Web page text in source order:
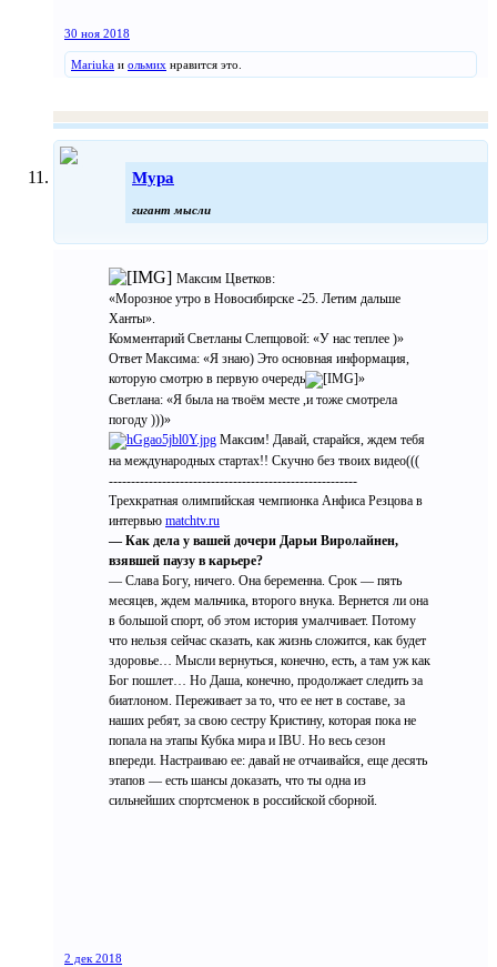
30 ноя 2018
Mariuka и ольмих нравится это.
Мура
гигант мысли
Максим Цветков:
«Морозное утро в Новосибирске -25. Летим дальше
Ханты».
Комментарий Светланы Слепцовой: «У нас теплее )»
Ответ Максима: «Я знаю) Это основная информация,
которую смотрю в первую очередь
»
Светлана: «Я была на твоём месте ,и тоже смотрела
погоду )))»
Максим! Давай, старайся, ждем тебя
на международных стартах!! Скучно без твоих видео(((
--------------------------------------------------------
Трехкратная олимпийская чемпионка Анфиса Резцова в
интервью matchtv.ru
— Как дела у вашей дочери Дарьи Виролайнен,
взявшей паузу в карьере?
— Слава Богу, ничего. Она беременна. Срок — пять
месяцев, ждем мальчика, второго внука. Вернется ли она
в большой спорт, об этом история умалчивает. Потому
что нельзя сейчас сказать, как жизнь сложится, как будет
здоровье… Мысли вернуться, конечно, есть, а там уж как
Бог пошлет… Но Даша, конечно, продолжает следить за
биатлоном. Переживает за то, что ее нет в составе, за
наших ребят, за свою сестру Кристину, которая пока не
попала на этапы Кубка мира и IBU. Но весь сезон
впереди. Настраиваю ее: давай не отчаивайся, еще десять
этапов — есть шансы доказать, что ты одна из
сильнейших спортсменок в российской сборной.
2 дек 2018